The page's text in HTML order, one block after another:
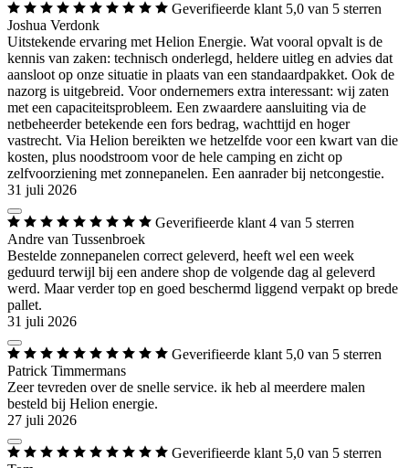
Geverifieerde klant 5,0 van 5 sterren
Joshua Verdonk
Uitstekende ervaring met Helion Energie. Wat vooral opvalt is de
kennis van zaken: technisch onderlegd, heldere uitleg en advies dat
aansloot op onze situatie in plaats van een standaardpakket. Ook de
nazorg is uitgebreid. Voor ondernemers extra interessant: wij zaten
met een capaciteitsprobleem. Een zwaardere aansluiting via de
netbeheerder betekende een fors bedrag, wachttijd en hoger
vastrecht. Via Helion bereikten we hetzelfde voor een kwart van die
kosten, plus noodstroom voor de hele camping en zicht op
zelfvoorziening met zonnepanelen. Een aanrader bij netcongestie.
31 juli 2026
Geverifieerde klant 4 van 5 sterren
Andre van Tussenbroek
Bestelde zonnepanelen correct geleverd, heeft wel een week
geduurd terwijl bij een andere shop de volgende dag al geleverd
werd. Maar verder top en goed beschermd liggend verpakt op brede
pallet.
31 juli 2026
Geverifieerde klant 5,0 van 5 sterren
Patrick Timmermans
Zeer tevreden over de snelle service. ik heb al meerdere malen
besteld bij Helion energie.
27 juli 2026
Geverifieerde klant 5,0 van 5 sterren